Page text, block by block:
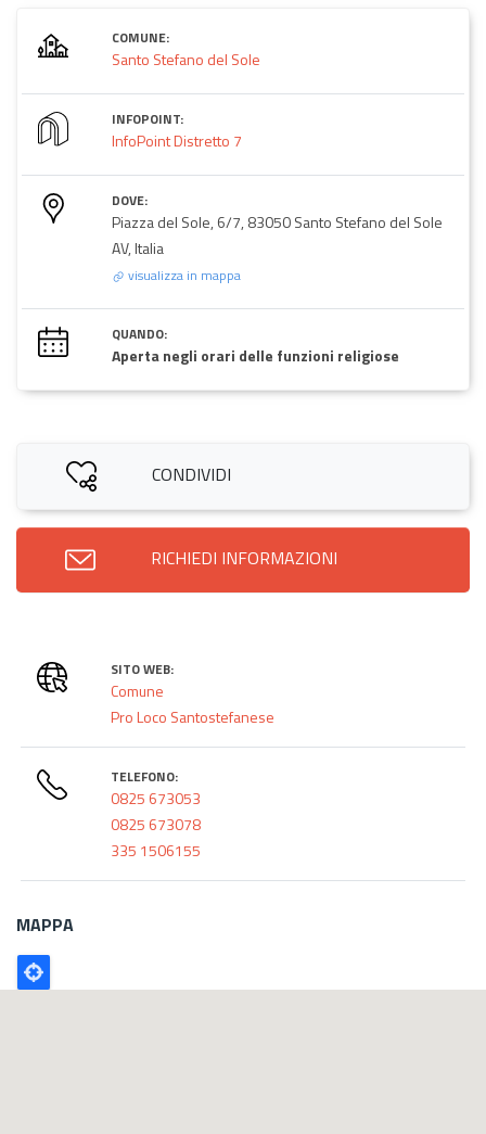
COMUNE:
Santo Stefano del Sole
INFOPOINT:
InfoPoint Distretto 7
DOVE:
Piazza del Sole, 6/7, 83050 Santo Stefano del Sole
AV, Italia
visualizza in mappa
QUANDO:
Aperta negli orari delle funzioni religiose
CONDIVIDI
RICHIEDI INFORMAZIONI
SITO WEB:
Comune
Pro Loco Santostefanese
TELEFONO:
0825 673053
0825 673078
335 1506155
MAPPA
Poligono
GEO